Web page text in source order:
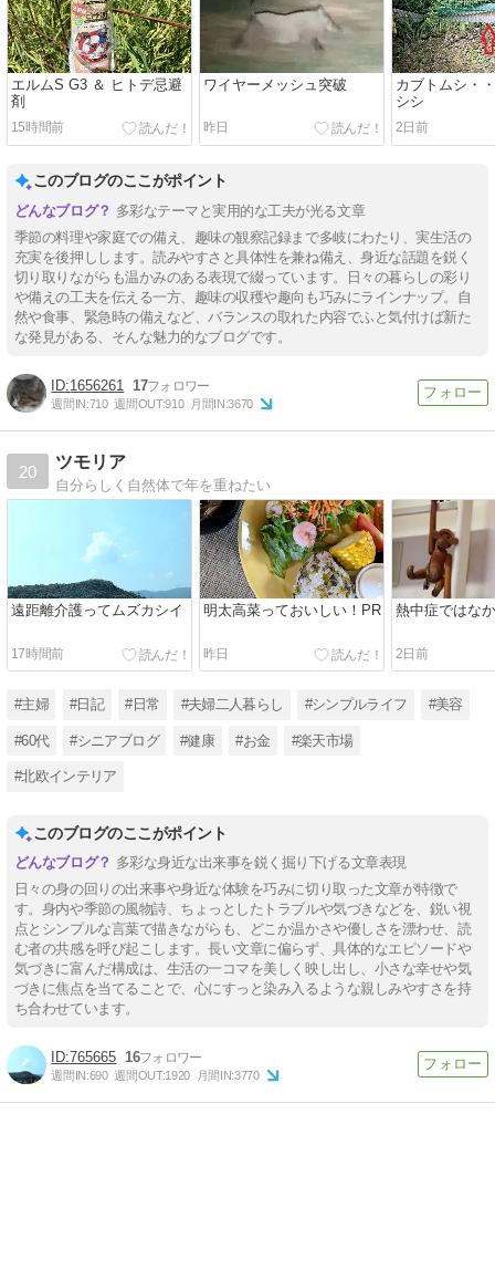
エルムS G3 ＆ ヒトデ忌避
剤
15時間前
ワイヤーメッシュ突破
昨日
カブトムシ・
シシ
2日前
このブログのここがポイント
多彩なテーマと実用的な工夫が光る文章
季節の料理や家庭での備え、趣味の観察記録まで多岐にわたり、実生活の
充実を後押しします。読みやすさと具体性を兼ね備え、身近な話題を鋭く
切り取りながらも温かみのある表現で綴っています。日々の暮らしの彩り
や備えの工夫を伝える一方、趣味の収穫や趣向も巧みにラインナップ。自
然や食事、緊急時の備えなど、バランスの取れた内容でふと気付けば新た
な発見がある、そんな魅力的なブログです。
1656261 17
週間IN:710 週間OUT:910 月間IN:3670
20
ツモリア
自分らしく自然体で年を重ねたい
遠距離介護ってムズカシイ
17時間前
明太高菜っておいしい！PR
昨日
熱中症ではな
2日前
#主婦 #日記 #日常 #夫婦二人暮らし #シンプルライフ #美容
#60代 #シニアブログ #健康 #お金 #楽天市場
#北欧インテリア
このブログのここがポイント
多彩な身近な出来事を鋭く掘り下げる文章表現
日々の身の回りの出来事や身近な体験を巧みに切り取った文章が特徴で
す。身内や季節の風物詩、ちょっとしたトラブルや気づきなどを、鋭い視
点とシンプルな言葉で描きながらも、どこか温かさや優しさを漂わせ、読
む者の共感を呼び起こします。長い文章に偏らず、具体的なエピソードや
気づきに富んだ構成は、生活の一コマを美しく映し出し、小さな幸せや気
づきに焦点を当てることで、心にすっと染み入るような親しみやすさを持
ち合わせています。
765665 16
週間IN:690 週間OUT:1920 月間IN:3770